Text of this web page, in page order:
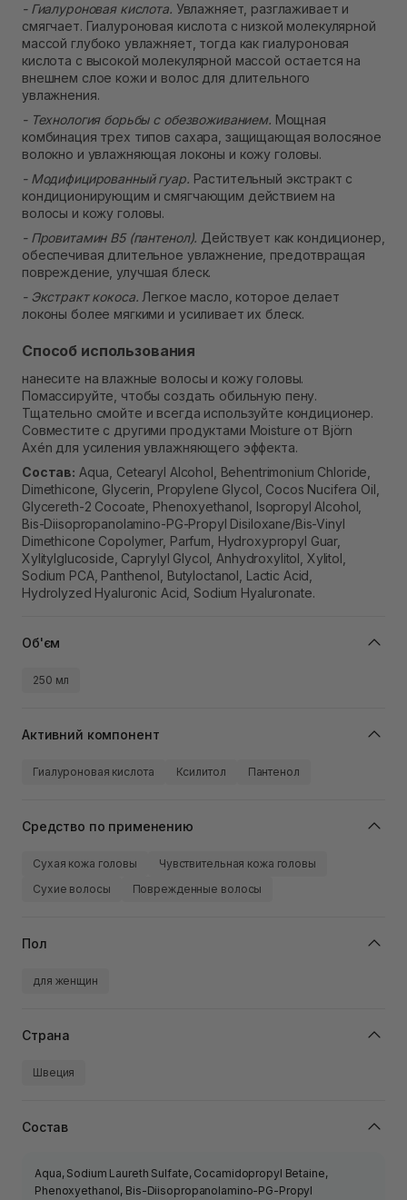
- Гиалуроновая кислота. Увлажняет, разглаживает и
смягчает. Гиалуроновая кислота с низкой молекулярной
массой глубоко увлажняет, тогда как гиалуроновая
кислота с высокой молекулярной массой остается на
внешнем слое кожи и волос для длительного
увлажнения.
- Технология борьбы с обезвоживанием. Мощная
комбинация трех типов сахара, защищающая волосяное
волокно и увлажняющая локоны и кожу головы.
- Модифицированный гуар. Растительный экстракт с
кондиционирующим и смягчающим действием на
волосы и кожу головы.
- Провитамин В5 (пантенол). Действует как кондиционер,
обеспечивая длительное увлажнение, предотвращая
повреждение, улучшая блеск.
- Экстракт кокоса. Легкое масло, которое делает
локоны более мягкими и усиливает их блеск.
Способ использования
нанесите на влажные волосы и кожу головы.
Помассируйте, чтобы создать обильную пену.
Тщательно смойте и всегда используйте кондиционер.
Совместите с другими продуктами Moisture от Björn
Axén для усиления увлажняющего эффекта.
Состав: Aqua, Cetearyl Alcohol, Behentrimonium Chloride,
Dimethicone, Glycerin, Propylene Glycol, Cocos Nucifera Oil,
Glycereth-2 Cocoate, Phenoxyethanol, Isopropyl Alcohol,
Bis-Diisopropanolamino-PG-Propyl Disiloxane/Bis-Vinyl
Dimethicone Copolymer, Parfum, Hydroxypropyl Guar,
Xylitylglucoside, Caprylyl Glycol, Anhydroxylitol, Xylitol,
Sodium PCA, Panthenol, Butyloctanol, Lactic Acid,
Hydrolyzed Hyaluronic Acid, Sodium Hyaluronate.
Об'єм
250 мл
Активний компонент
Гиалуроновая кислота Ксилитол Пантенол
Средство по применению
Сухая кожа головы
Чувствительная кожа головы
Сухие волосы
Поврежденные волосы
Пол
для женщин
Страна
Швеция
Состав
Aqua, Sodium Laureth Sulfate, Cocamidopropyl Betaine,
Phenoxyethanol, Bis-Diisopropanolamino-PG-Propyl